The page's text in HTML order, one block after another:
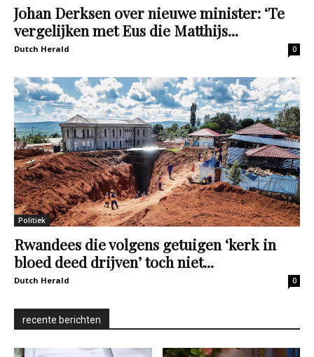
Johan Derksen over nieuwe minister: ‘Te
vergelijken met Eus die Matthijs...
Dutch Herald 0
Politiek
Rwandees die volgens getuigen ‘kerk in
bloed deed drijven’ toch niet...
Dutch Herald 0
recente berichten